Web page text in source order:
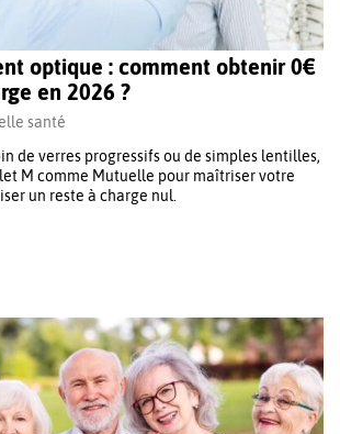
optique : comment obtenir 0€
en 2026 ?
santé
de verres progressifs ou de simples lentilles,
M comme Mutuelle pour maîtriser votre
un reste à charge nul.